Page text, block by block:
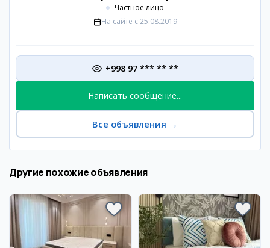
Частное лицо
На сайте с 25.08.2019
+998 97 *** ** **
Написать сообщение...
Все объявления →
Другие похожие объявления